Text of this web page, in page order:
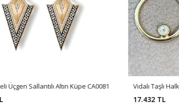
Üçgen Sallantılı Altın Küpe CA0081 Vidalı Taşlı
17.432 TL